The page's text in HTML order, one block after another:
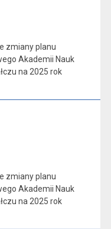
zmiany planu
Akademii Nauk
na 2025 rok
zmiany planu
Akademii Nauk
na 2025 rok